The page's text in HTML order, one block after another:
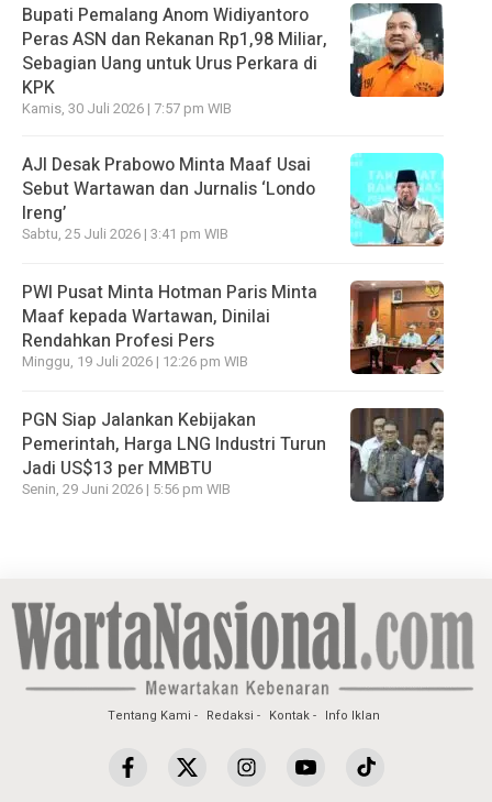
Bupati Pemalang Anom Widiyantoro
Peras ASN dan Rekanan Rp1,98 Miliar,
Sebagian Uang untuk Urus Perkara di
KPK
Kamis, 30 Juli 2026 | 7:57 pm WIB
AJI Desak Prabowo Minta Maaf Usai
Sebut Wartawan dan Jurnalis ‘Londo
Ireng’
Sabtu, 25 Juli 2026 | 3:41 pm WIB
PWI Pusat Minta Hotman Paris Minta
Maaf kepada Wartawan, Dinilai
Rendahkan Profesi Pers
Minggu, 19 Juli 2026 | 12:26 pm WIB
PGN Siap Jalankan Kebijakan
Pemerintah, Harga LNG Industri Turun
Jadi US$13 per MMBTU
Senin, 29 Juni 2026 | 5:56 pm WIB
Tentang Kami Redaksi Kontak Info Iklan